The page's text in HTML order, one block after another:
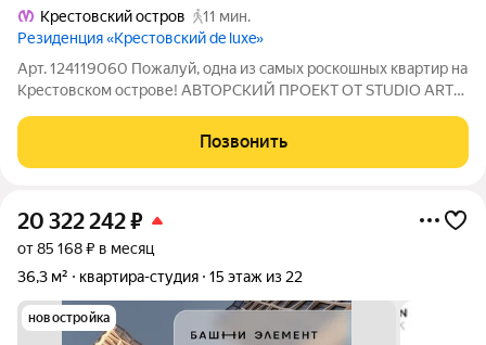
Крестовский остров
11 мин.
Резиденция «Крестовский de luxe»
Арт. 124119060 Пожалуй, одна из самых роскошных квартир на
Крестовском острове! АВТОРСКИЙ ПРОЕКТ ОТ STUDIO ART
СПОРТИВНУЮ АРЕНУ В продаже эксклюзивная 4-комнатная
квартира 175 кв.м с полным дизайнерским
Позвонить
20 322 242₽
от 85 168 ₽ в месяц
36,3 м²
квартира-студия 15 этаж из 22
новостройка